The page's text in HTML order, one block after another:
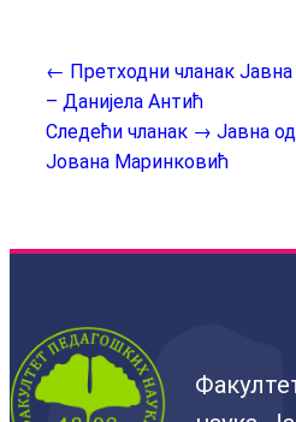
← Претходни чланак
– Данијела Антић
Следећи чланак → Јавна
Јована Маринковић